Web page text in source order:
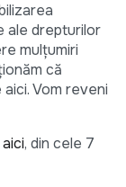
ale drepturilor
mulțumiri
că
Vom reveni
aici, din cele 7